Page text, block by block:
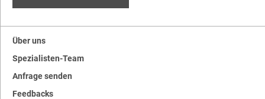
Über uns
Spezialisten-Team
Anfrage senden
Feedbacks